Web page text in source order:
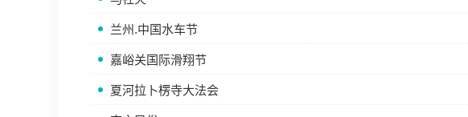
兰州.中国水车节
嘉峪关国际滑翔节
夏河拉卜楞寺大法会